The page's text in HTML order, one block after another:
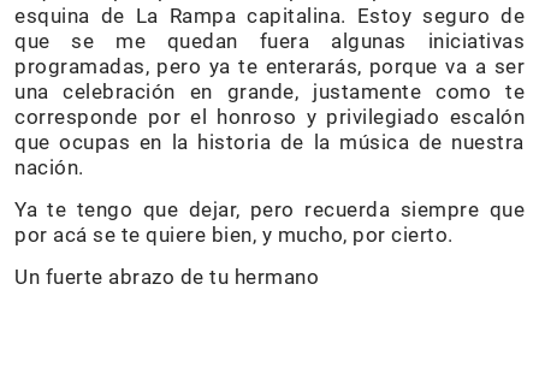
esquina de La Rampa capitalina. Estoy seguro de
que se me quedan fuera algunas iniciativas
programadas, pero ya te enterarás, porque va a ser
una celebración en grande, justamente como te
corresponde por el honroso y privilegiado escalón
que ocupas en la historia de la música de nuestra
nación.
Ya te tengo que dejar, pero recuerda siempre que
por acá se te quiere bien, y mucho, por cierto.
Un fuerte abrazo de tu hermano